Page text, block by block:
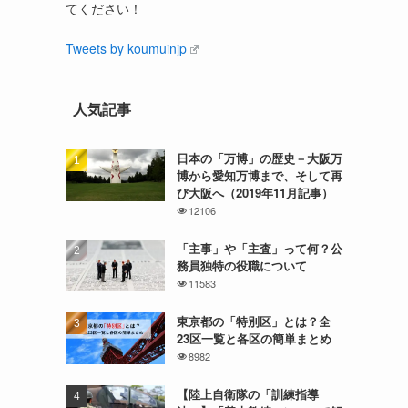
てください！
Tweets by koumuinjp
人気記事
日本の「万博」の歴史－大阪万
博から愛知万博まで、そして再
び大阪へ（2019年11月記事）
12106
「主事」や「主査」って何？公
務員独特の役職について
11583
東京都の「特別区」とは？全
23区一覧と各区の簡単まとめ
8982
【陸上自衛隊の「訓練指導